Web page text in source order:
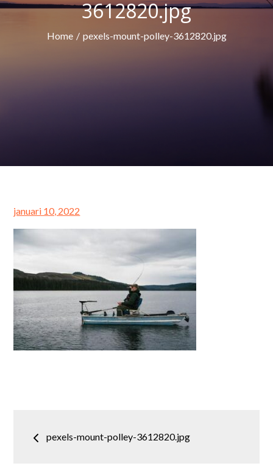
3612820.jpg
Home pexels-mount-polley-3612820.jpg
Posted
on
januari 10, 2022
Inläggsnavigering
pexels-mount-polley-3612820.jpg